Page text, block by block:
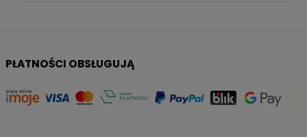
PŁATNOŚCI OBSŁUGUJĄ